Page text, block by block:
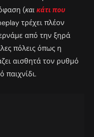
(και κάτι που
τρέχει πλέον
από την ξηρά
πόλεις όπως η
αισθητά τον ρυθμό
παιχνίδι.